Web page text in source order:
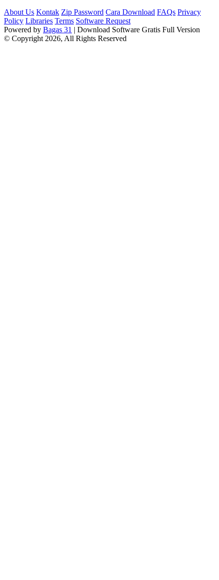
About Us Kontak Zip Password Cara Download FAQs Privacy
Policy Libraries Terms Software Request
Powered by Bagas 31 | Download Software Gratis Full Version
© Copyright 2026, All Rights Reserved